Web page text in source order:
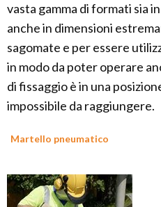
vasta gamma di formati sia
anche in dimensioni
sagomate e per essere
in modo da poter operare
di fissaggio è in una
impossibile da raggiungere.
Martello pneumatico